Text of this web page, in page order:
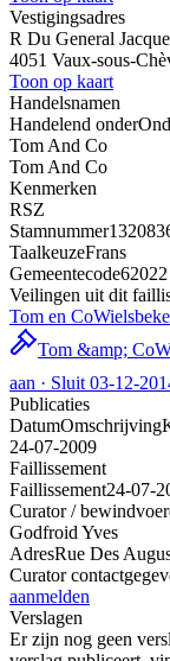
Vestigingsadres
R Du General
4051 Vaux-sous-
Toon op kaart
Handelsnamen
Handelend onder
Tom And Co
Tom And Co
Kenmerken
RSZ
Stamnummer
TaalkeuzeFrans
Gemeentecode62022
Veilingen uit dit
Tom en Co
Tom &amp; Co
aan · Sluit 03-12-
Publicaties
DatumOmschrijving
24-07-2009
Faillissement
Faillissement24-07-
Curator /
Godfroid Yves
AdresRue Des
Curator
aanmelden
Verslagen
Er zijn nog geen